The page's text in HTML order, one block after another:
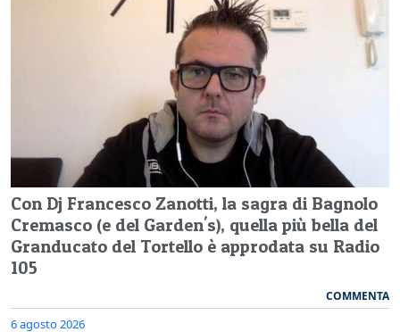
Con Dj Francesco Zanotti, la sagra di Bagnolo
Cremasco (e del Garden's), quella più bella del
Granducato del Tortello è approdata su Radio
105
COMMENTA
6 agosto 2026